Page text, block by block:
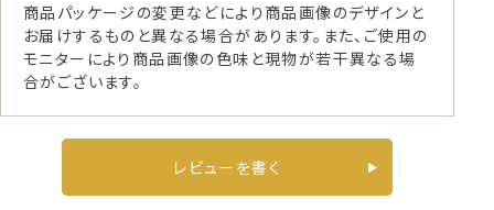
商品パッケージの変更などにより商品画像のデザインと
お届けするものと異なる場合があります。また、ご使用の
モニターにより商品画像の色味と現物が若干異なる場
合がございます。
レビューを書く